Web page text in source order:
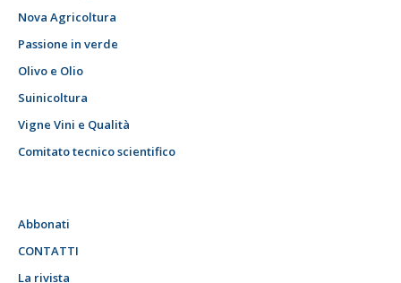
Nova Agricoltura
Passione in verde
Olivo e Olio
Suinicoltura
Vigne Vini e Qualità
Comitato tecnico scientifico
Abbonati
CONTATTI
La rivista